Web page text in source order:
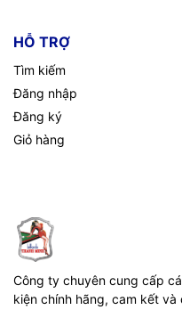
HỖ TRỢ
Tìm kiếm
Đăng nhập
Đăng ký
Giỏ hàng
Công ty chuyên cung cấp
kiện chính hãng, cam kết